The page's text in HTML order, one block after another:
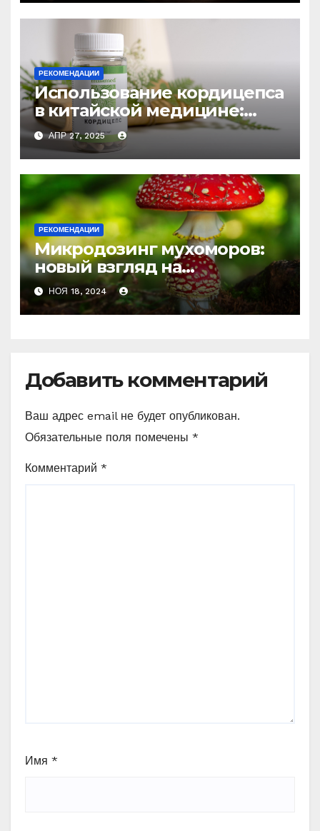
РЕКОМЕНДАЦИИ
Использование кордицепса
в китайской медицине:
природное средство
против усталости и
истощения
АПР 27, 2025
РЕКОМЕНДАЦИИ
Микродозинг мухоморов:
новый взгляд на
психоделику
НОЯ 18, 2024
Добавить комментарий
Ваш адрес email не будет опубликован.
Обязательные поля помечены *
Комментарий *
Имя *